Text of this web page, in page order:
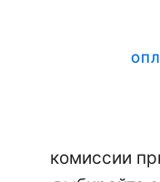
комиссии